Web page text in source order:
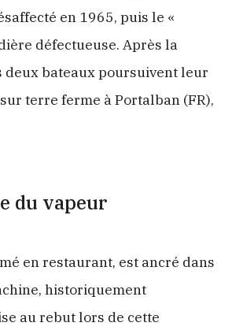
en 1965, puis le «
défectueuse. Après la
deux bateaux poursuivent leur
terre ferme à Portalban (FR),
du vapeur
en restaurant, est ancré dans
historiquement
au rebut lors de cette